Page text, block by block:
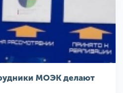
МОЭК делают